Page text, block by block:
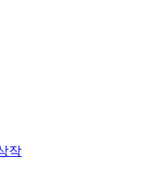
작